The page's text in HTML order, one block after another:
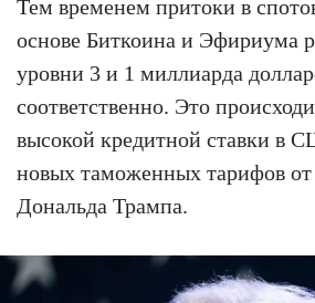
Тем временем притоки в
основе Биткоина и Эфириума
уровни 3 и 1 миллиарда
соответственно. Это
высокой кредитной ставки в
новых таможенных тарифов
Дональда Трампа.